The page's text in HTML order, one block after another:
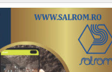
de Fier. Cu numai cațiva ani mai
de
sistemul creat de Rusia care poate
Kupol Garant nu distruge fizic
nou sistem de razboi electronic
comunicațiile prin sateliții Starlink,
de